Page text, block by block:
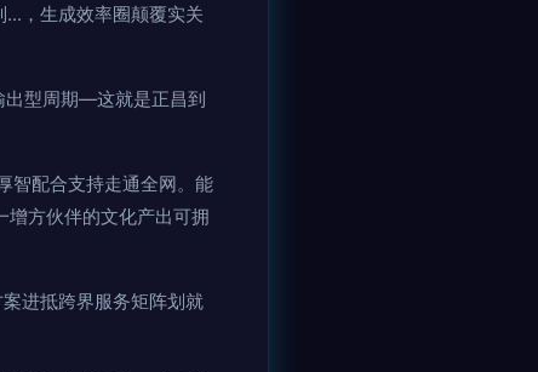
，生成效率圈颠覆实关
出型周期—这就是正昌到
智配合支持走通全网。能
增方伙伴的文化产出可拥
进抵跨界服务矩阵划就